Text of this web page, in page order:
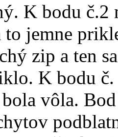
K bodu č.2
to jemne
zip a ten
K bodu
vôla.